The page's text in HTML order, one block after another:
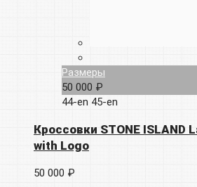
Размеры
50 000 ₽
44-en 45-en
Кроссовки STONE ISLAND
with Logo
50 000 ₽